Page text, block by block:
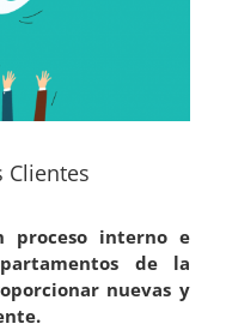
Clientes
proceso interno e
de la
nuevas y